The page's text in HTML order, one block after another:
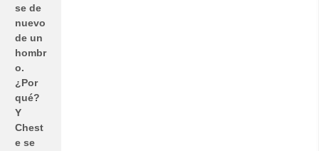
se de
nuevo
de un
hombr
o.
¿Por
qué?
Y
Chest
e se